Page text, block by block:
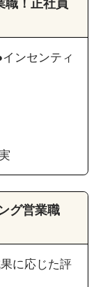
ンセンティ
グ営業職
に応じた評